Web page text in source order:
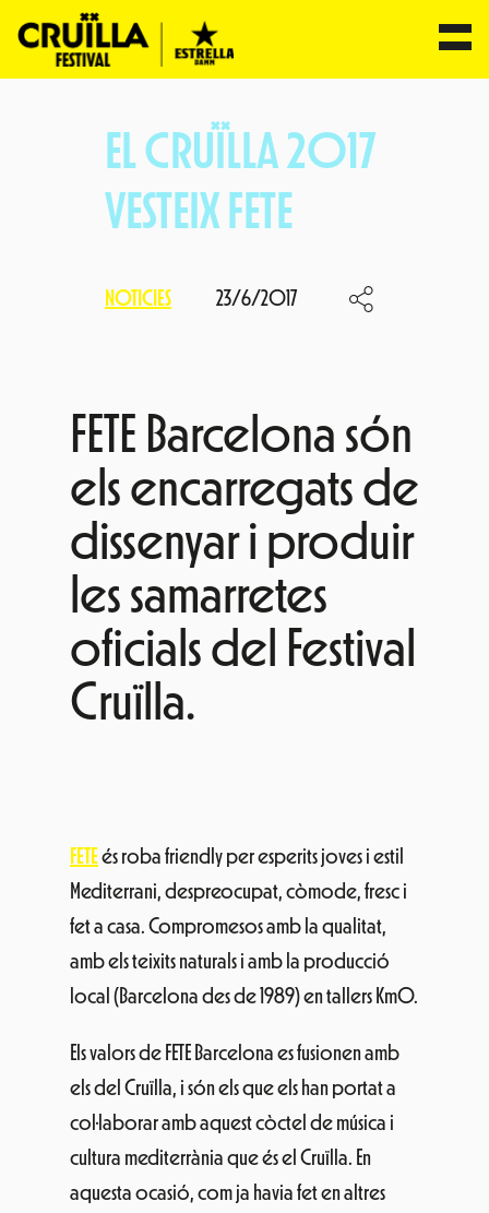
EL CRUÏLLA 2017
VESTEIX FETE
NOTICIES 23/6/2017
FETE Barcelona són
els encarregats de
dissenyar i produir
les samarretes
oficials del Festival
Cruïlla.
FETEés roba friendly per esperits joves i estil
Mediterrani, despreocupat, còmode, fresc i
fet a casa. Compromesos amb la qualitat,
amb els teixits naturals i amb la producció
local (Barcelona des de 1989) en tallers Km0.
Els valors de FETE Barcelona es fusionen amb
els del Cruïlla, i són els que els han portat a
col·laborar amb aquest còctel de música i
cultura mediterrània que és el Cruïlla. En
aquesta ocasió, com ja havia fet en altres